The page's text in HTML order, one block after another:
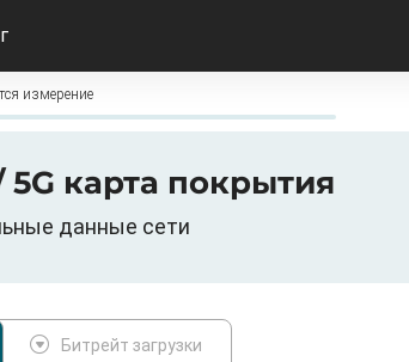
измерение
5G карта покрытия
данные сети
Битрейт загрузки